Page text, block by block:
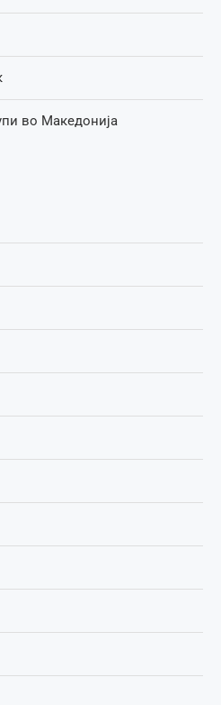
во Македонија